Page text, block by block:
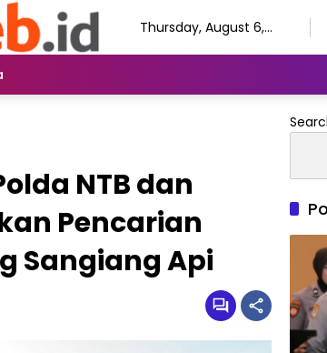
Thursday, August 6,
NTB dan
Pencarian
Sangiang Api